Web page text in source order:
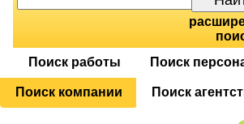
Поиск работы
Поиск
Поиск компании Поиск